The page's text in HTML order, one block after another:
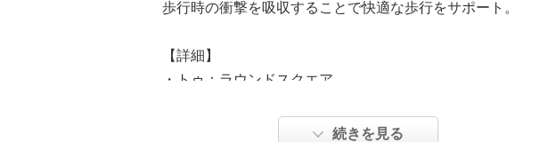
歩行時の衝撃を吸収することで快適な歩行をサポート。
【詳細】
・トゥ：ラウンドスクエア
続きを見る